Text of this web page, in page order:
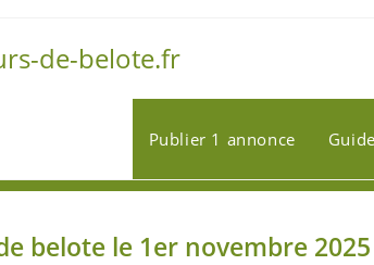
de-belote.fr
Publier 1 annonce
belote le 1er novembre